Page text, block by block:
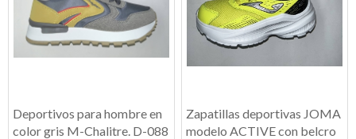
Deportivos para hombre en
color gris M-Chalitre. D-088
Zapatillas deportivas JOMA
modelo ACTIVE con belcro